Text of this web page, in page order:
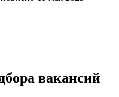
вакансий